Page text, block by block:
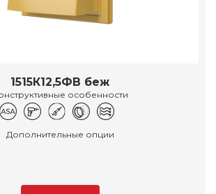
1515К12,5ФВ беж
особенности
Дополнительные опции